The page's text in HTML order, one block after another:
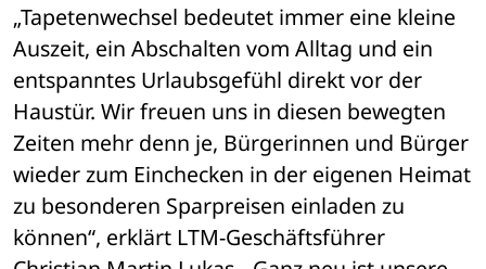
„Tapetenwechsel bedeutet immer eine kleine
Auszeit, ein Abschalten vom Alltag und ein
entspanntes Urlaubsgefühl direkt vor der
Haustür. Wir freuen uns in diesen bewegten
Zeiten mehr denn je, Bürgerinnen und Bürger
wieder zum Einchecken in der eigenen Heimat
zu besonderen Sparpreisen einladen zu
können“, erklärt LTM-Geschäftsführer